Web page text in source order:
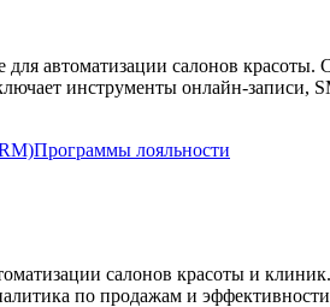
автоматизации салонов красоты.
инструменты онлайн-записи,
Программы лояльности
салонов красоты и
по продажам и